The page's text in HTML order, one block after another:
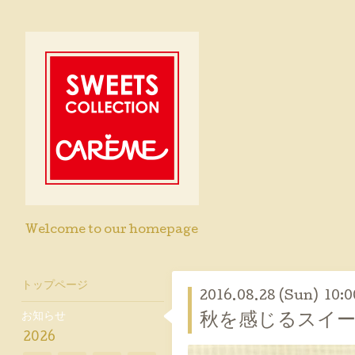
Welcome to our homepage
2016.08.28 (Sun)
秋を感じるスイ
トップページ
お知らせ
2026